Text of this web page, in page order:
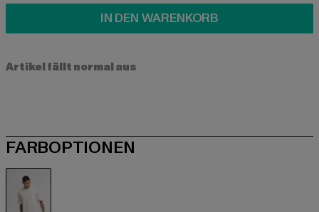
IN DEN WARENKORB
Artikel fällt normal aus
FARBOPTIONEN